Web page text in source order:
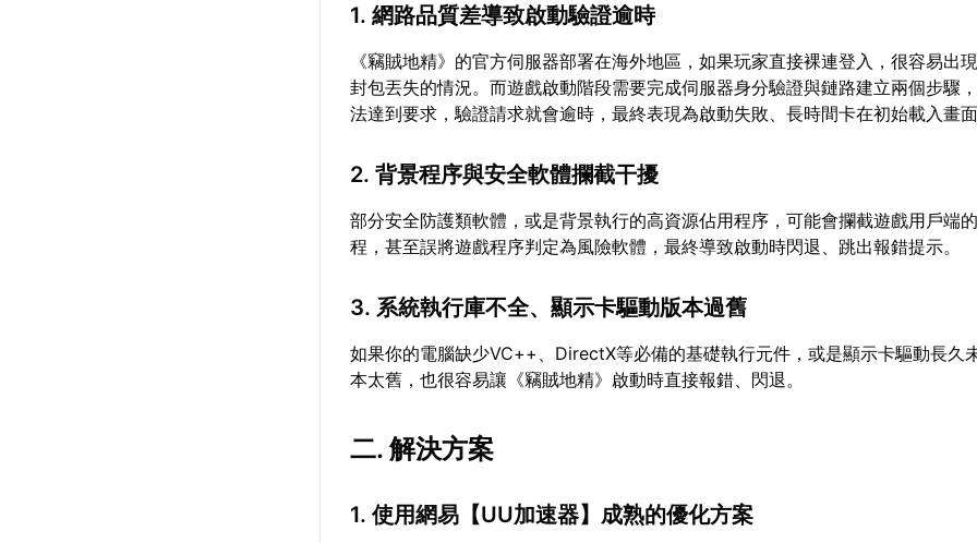
1. 網路品質差導致啟動驗證逾時
《竊賊地精》的官方伺服器部署在海外地區，如果玩家直接裸連登入，很容易出
封包丟失的情況。而遊戲啟動階段需要完成伺服器身分驗證與鏈路建立兩個步驟
法達到要求，驗證請求就會逾時，最終表現為啟動失敗、長時間卡在初始載入畫
2. 背景程序與安全軟體攔截干擾
部分安全防護類軟體，或是背景執行的高資源佔用程序，可能會攔截遊戲用戶端
程，甚至誤將遊戲程序判定為風險軟體，最終導致啟動時閃退、跳出報錯提示。
3. 系統執行庫不全、顯示卡驅動版本過舊
如果你的電腦缺少VC++、DirectX等必備的基礎執行元件，或是顯示卡驅動長久
本太舊，也很容易讓《竊賊地精》啟動時直接報錯、閃退。
二. 解決方案
1. 使用網易【UU加速器】成熟的優化方案